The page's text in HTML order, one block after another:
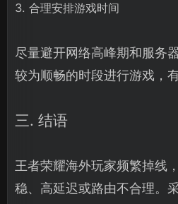
3. 合理安排游戏时间
尽量避开网络高峰期和服务
较为顺畅的时段进行游戏，
三. 结语
王者荣耀海外玩家频繁掉线
稳、高延迟或路由不合理。